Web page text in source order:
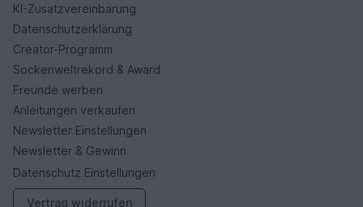
KI-Zusatzvereinbarung
Datenschutzerklärung
Creator-Programm
Sockenweltrekord & Award
Freunde werben
Anleitungen verkaufen
Newsletter Einstellungen
Newsletter & Gewinn
Datenschutz Einstellungen
Vertrag widerrufen